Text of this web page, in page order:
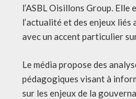
l’ASBL Oisillons Group.
l’actualité et des enjeux
avec un accent particulier
Le média propose des
pédagogiques visant à
sur les enjeux de la